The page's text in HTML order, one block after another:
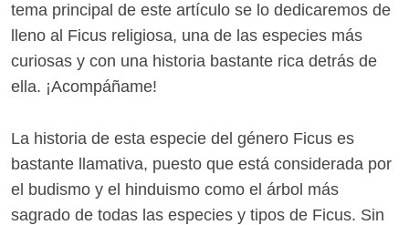
tema principal de este artículo se lo dedicaremos de
lleno al Ficus religiosa, una de las especies más
curiosas y con una historia bastante rica detrás de
ella. ¡Acompáñame!
La historia de esta especie del género Ficus es
bastante llamativa, puesto que está considerada por
el budismo y el hinduismo como el árbol más
sagrado de todas las especies y tipos de Ficus. Sin